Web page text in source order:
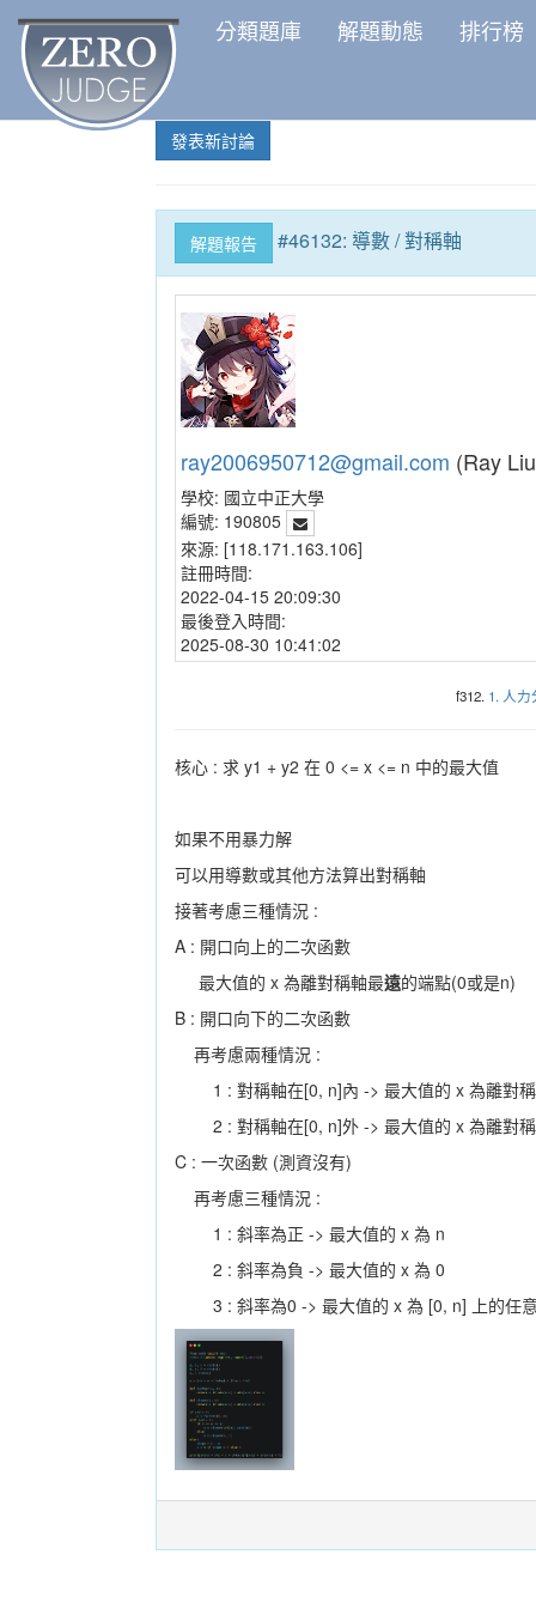
分類題庫 解題動態 排行榜
發表新討論
解題報告 #46132: 導數 / 對稱軸
ray2006950712@gmail.com (Ray
學校: 國立中正大學
編號: 190805
來源: [118.171.163.106]
註冊時間:
2022-04-15 20:09:30
最後登入時間:
2025-08-30 10:41:02
f312. 1. 人力
核心 : 求 y1 + y2 在 0 <= x <= n 中的最大值
如果不用暴力解
可以用導數或其他方法算出對稱軸
接著考慮三種情況 :
A : 開口向上的二次函數
最大值的 x 為離對稱軸最遠的端點(0或是n)
B : 開口向下的二次函數
再考慮兩種情況 :
1 : 對稱軸在[0, n]內 -> 最大值的 x 為離對
2 : 對稱軸在[0, n]外 -> 最大值的 x 為離對
C : 一次函數 (測資沒有)
再考慮三種情況 :
1 : 斜率為正 -> 最大值的 x 為 n
2 : 斜率為負 -> 最大值的 x 為 0
3 : 斜率為0 -> 最大值的 x 為 [0, n] 上的任